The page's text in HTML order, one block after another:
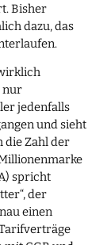
Bisher
dazu, das
nur
jedenfalls
und sieht
die Zahl der
spricht
der
einen